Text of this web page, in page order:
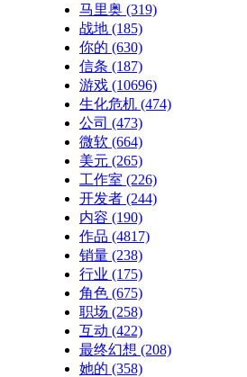
马里奥 (319)
战地 (185)
你的 (630)
信条 (187)
游戏 (10696)
生化危机 (474)
公司 (473)
微软 (664)
美元 (265)
工作室 (226)
开发者 (244)
内容 (190)
作品 (4817)
销量 (238)
行业 (175)
角色 (675)
职场 (258)
互动 (422)
最终幻想 (208)
她的 (358)